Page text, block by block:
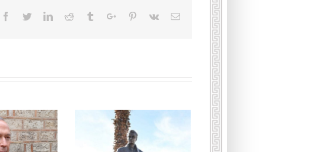
Facebook
TwitterLinkedinReddit TumblrGoogle+Pinterest
Vk Email